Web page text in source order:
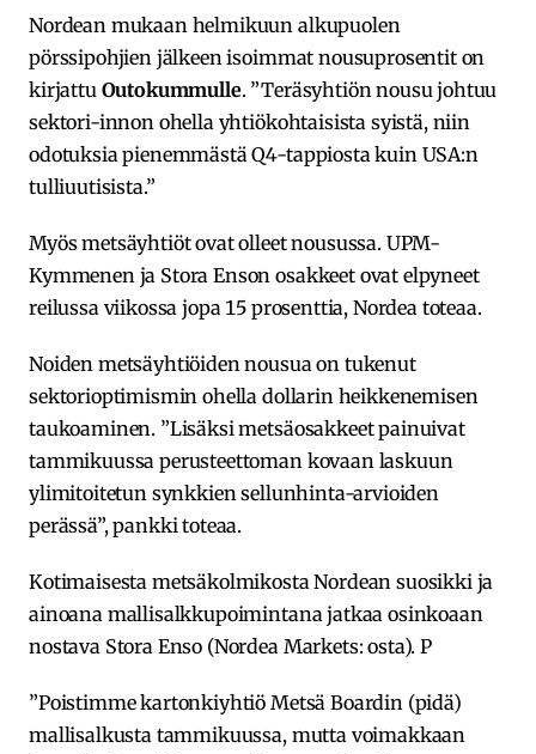
Nordean mukaan helmikuun alkupuolen
pörssipohjien jälkeen isoimmat nousuprosentit on
kirjattu Outokummulle. ”Teräsyhtiön nousu johtuu
sektori-innon ohella yhtiökohtaisista syistä, niin
odotuksia pienemmästä Q4-tappiosta kuin USA:n
tulliuutisista.”
Myös metsäyhtiöt ovat olleet nousussa. UPM-
Kymmenen ja Stora Enson osakkeet ovat elpyneet
reilussa viikossa jopa 15 prosenttia, Nordea toteaa.
Noiden metsäyhtiöiden nousua on tukenut
sektorioptimismin ohella dollarin heikkenemisen
taukoaminen. ”Lisäksi metsäosakkeet painuivat
tammikuussa perusteettoman kovaan laskuun
ylimitoitetun synkkien sellunhinta-arvioiden
perässä”, pankki toteaa.
Kotimaisesta metsäkolmikosta Nordean suosikki ja
ainoana mallisalkkupoimintana jatkaa osinkoaan
nostava Stora Enso (Nordea Markets: osta). P
”Poistimme kartonkiyhtiö Metsä Boardin (pidä)
mallisalkusta tammikuussa, mutta voimakkaan